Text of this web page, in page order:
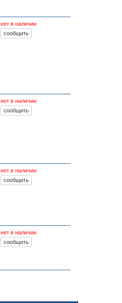
нет в наличии
нет в наличии
нет в наличии
нет в наличии